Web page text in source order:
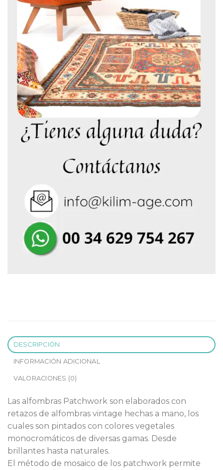
DESCRIPCIÓN
INFORMACIÓN ADICIONAL
VALORACIONES (0)
Las alfombras Patchwork son elaborados con
retazos de alfombras vintage hechas a mano, los
cuales son pintados con colores vegetales
monocromáticos de diversas gamas. Desde
brillantes hasta naturales.
El método de mosaico de los patchwork permite